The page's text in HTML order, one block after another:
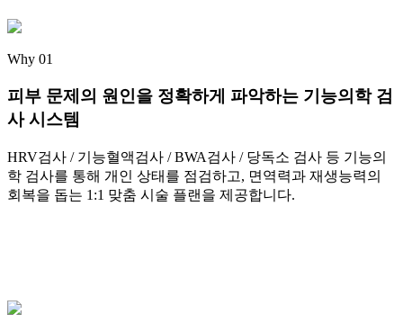
Why 01
피부 문제의 원인을 정확하게 파악하는 기능의학 검
사 시스템
HRV검사 / 기능혈액검사 / BWA검사 / 당독소 검사 등 기능의
학 검사를 통해 개인 상태를 점검하고, 면역력과 재생능력의
회복을 돕는 1:1 맞춤 시술 플랜을 제공합니다.